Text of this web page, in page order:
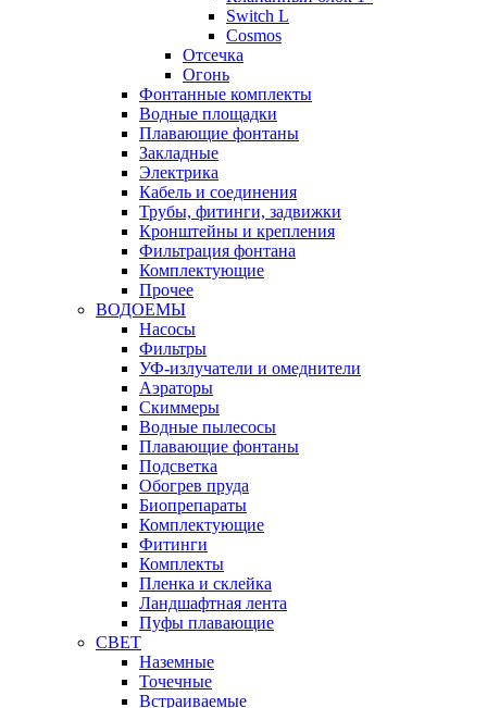
Switch L
Cosmos
Отсечка
Огонь
Фонтанные комплекты
Водные площадки
Плавающие фонтаны
Закладные
Электрика
Кабель и соединения
Трубы, фитинги, задвижки
Кронштейны и крепления
Фильтрация фонтана
Комплектующие
Прочее
ВОДОЕМЫ
Насосы
Фильтры
УФ-излучатели и омеднители
Аэраторы
Cкиммеры
Водные пылесосы
Плавающие фонтаны
Подсветка
Обогрев пруда
Биопрепараты
Комплектующие
Фитинги
Комплекты
Пленка и склейка
Ландшафтная лента
Пуфы плавающие
СВЕТ
Наземные
Точечные
Встраиваемые